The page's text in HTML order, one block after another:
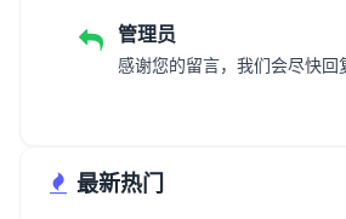
管理员
感谢您的留言，我们会尽快回
最新热门